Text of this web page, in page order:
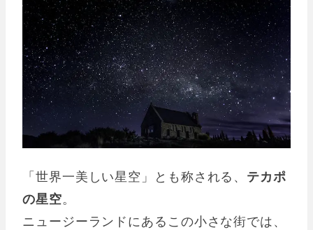
「世界一美しい星空」とも称される、 テカポ
の星空。
ニュージーランドにあるこの小さな街では、